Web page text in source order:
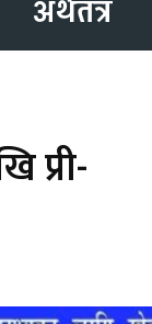
अर्थतंत्र
प्री-